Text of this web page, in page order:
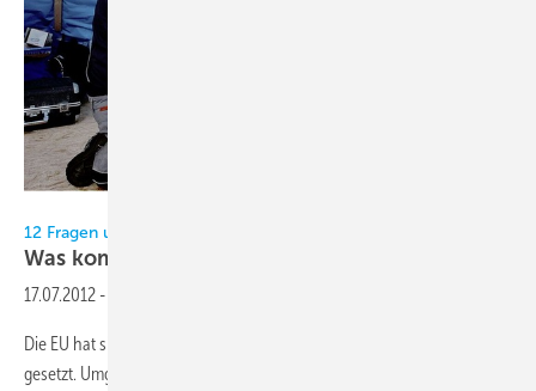
12 Fragen und Antworten zur Eco-Design-Richtlinie
Was kommt da auf uns
17.07.2012 -
Die EU hat sich zur Reduzierung der CO
gesetzt. Umgesetzt werden sollen sie u. a. durch die Eco-Design-